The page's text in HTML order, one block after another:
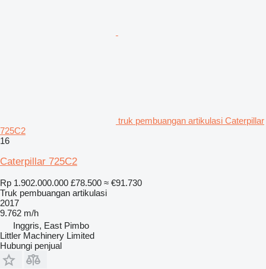
truk pembuangan artikulasi Caterpillar
725C2
16
Caterpillar 725C2
Rp 1.902.000.000 £78.500 ≈ €91.730
Truk pembuangan artikulasi
2017
9.762 m/h
Inggris, East Pimbo
Littler Machinery Limited
Hubungi penjual